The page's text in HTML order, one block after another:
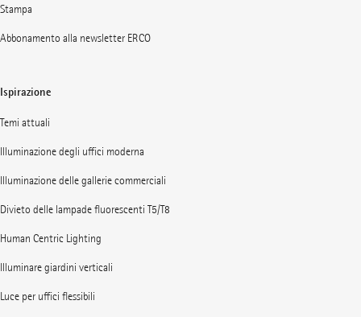
Stampa
Abbonamento alla newsletter ERCO
Ispirazione
Temi attuali
Illuminazione degli uffici moderna
Illuminazione delle gallerie commerciali
Divieto delle lampade fluorescenti T5/T8
Human Centric Lighting
Illuminare giardini verticali
Luce per uffici flessibili